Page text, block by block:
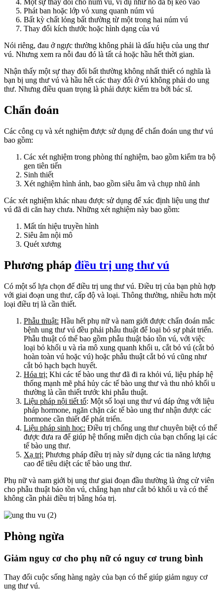
Một sự thay đổi cho núm vú, ví dụ như nó đã bị kéo vào
Phát ban hoặc lớp vỏ xung quanh núm vú
Bất kỳ chất lỏng bất thường từ một trong hai núm vú
Thay đổi kích thước hoặc hình dạng của vú
Nói riêng, đau ở ngực thường không phải là dấu hiệu của ung thư
vú. Nhưng xem ra nỗi đau đó là tất cả hoặc hầu hết thời gian.
Nhận thấy một sự thay đổi bất thường không nhất thiết có nghĩa là
bạn bị ung thư vú và hầu hết các thay đổi ở vú không phải do ung
thư. Nhưng điều quan trọng là phải được kiểm tra bởi bác sĩ.
Chẩn đoán
Các công cụ và xét nghiệm được sử dụng để chẩn đoán ung thư vú
bao gồm:
Các xét nghiệm trong phòng thí nghiệm, bao gồm kiểm tra bộ
gen tiên tiến
Sinh thiết
Xét nghiệm hình ảnh, bao gồm siêu âm và chụp nhũ ảnh
Các xét nghiệm khác nhau được sử dụng để xác định liệu ung thư
vú đã di căn hay chưa. Những xét nghiệm này bao gồm:
Mất tín hiệu truyền hình
Siêu âm nội mô
Quét xương
Phương pháp điều trị ung thư vú
Có một số lựa chọn để điều trị ung thư vú. Điều trị của bạn phù hợp
với giai đoạn ung thư, cấp độ và loại. Thông thường, nhiều hơn một
loại điều trị là cần thiết.
Phẫu thuật: Hầu hết phụ nữ và nam giới được chẩn đoán mắc
bệnh ung thư vú đều phải phẫu thuật để loại bỏ sự phát triển.
Phẫu thuật có thể bao gồm phẫu thuật bảo tồn vú, với việc
loại bỏ khối u và rìa mô xung quanh khối u, cắt bỏ vú (cắt bỏ
hoàn toàn vú hoặc vú) hoặc phẫu thuật cắt bỏ vú cũng như
cắt bỏ hạch bạch huyết.
Hóa trị: Khi các tế bào ung thư đã đi ra khỏi vú, liệu pháp hệ
thống mạnh mẽ phá hủy các tế bào ung thư và thu nhỏ khối u
thường là cần thiết trước khi phẫu thuật.
Liệu pháp nội tiết tố: Một số loại ung thư vú đáp ứng với liệu
pháp hormone, ngăn chặn các tế bào ung thư nhận được các
hormone cần thiết để phát triển.
Liệu pháp sinh học: Điều trị chống ung thư chuyên biệt có thể
được đưa ra để giúp hệ thống miễn dịch của bạn chống lại các
tế bào ung thư.
Xạ trị: Phương pháp điều trị này sử dụng các tia năng lượng
cao để tiêu diệt các tế bào ung thư.
Phụ nữ và nam giới bị ung thư giai đoạn đầu thường là ứng cử viên
cho phẫu thuật bảo tồn vú, chẳng hạn như cắt bỏ khối u và có thể
không cần phải điều trị bằng hóa trị.
Phòng ngừa
Giảm nguy cơ cho phụ nữ có nguy cơ trung bình
Thay đổi cuộc sống hàng ngày của bạn có thể giúp giảm nguy cơ
ung thư vú.